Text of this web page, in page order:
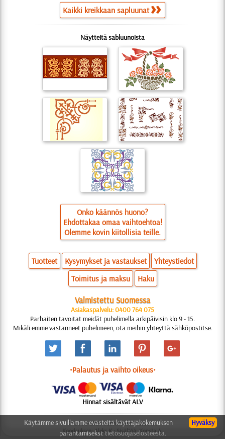
Kaikki kreikkaan sapluunat
Näytteitä sabluunoista
Onko käännös huono?
Ehdottakaa omaa vaihtoehtoa!
Olemme kovin kiitollisia teille.
Tuotteet Kysymykset ja vastaukset
Yhteystiedot
Toimitus ja maksu
Haku
Valmistettu Suomessa
Asiakaspalvelu: 0400 764 075
Parhaiten tavoitat meidät puhelimella arkipäivisin klo 9 - 15.
Mikäli emme vastanneet puhelimeen, ota meihin yhteyttä sähköpostitse.
•Palautus ja vaihto oikeus•
Hinnat sisältävät ALV
© 2006-2025 Suunnittelu: Natali M.
Koodauksen: Aleks K.; Sisältöä: Konsta A.
Hyväksy
Käytämme sivuillamme evästeitä käyttäjäkokemuksen
parantamiseksi:tietosuojaselosteesta.